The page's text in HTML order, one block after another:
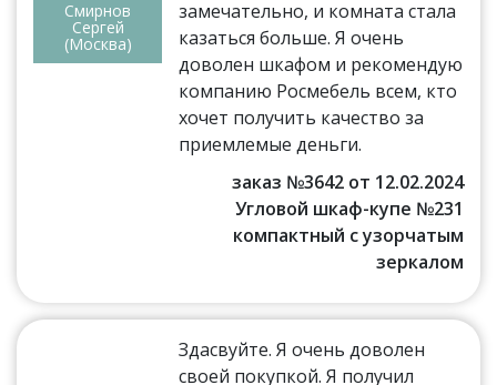
Смирнов
Сергей
(Москва)
замечательно, и комната стала
казаться больше. Я очень
доволен шкафом и рекомендую
компанию Росмебель всем, кто
хочет получить качество за
приемлемые деньги.
заказ №3642 от 12.02.2024
Угловой шкаф-купе №231
компактный с узорчатым
зеркалом
Здасвуйте. Я очень доволен
своей покупкой. Я получил